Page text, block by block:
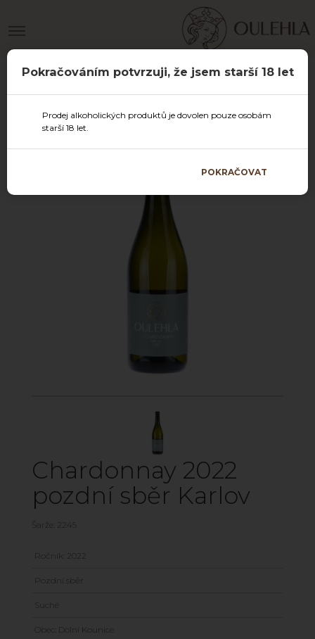
Pokračováním potvrzuji, že jsem starší 18 let
Prodej alkoholických produktů je dovolen pouze osobám
starší 18 let.
POKRAČOVAT
Chardonnay 2022
pozdní sběr Karlov
Šarže: 2245
Ročník: 2022
Pozdní sběr
Suché
Obec: Dolní Kounice